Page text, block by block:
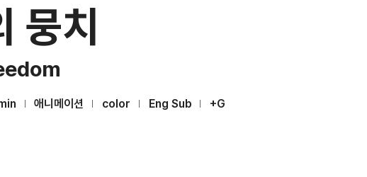
뭉치
애니메이션 color Eng Sub +G